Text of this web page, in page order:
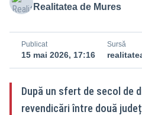
Realitatea de Mures
Publicat
15 mai 2026, 17:16
Sursă
După un sfert de secol de
revendicări între două